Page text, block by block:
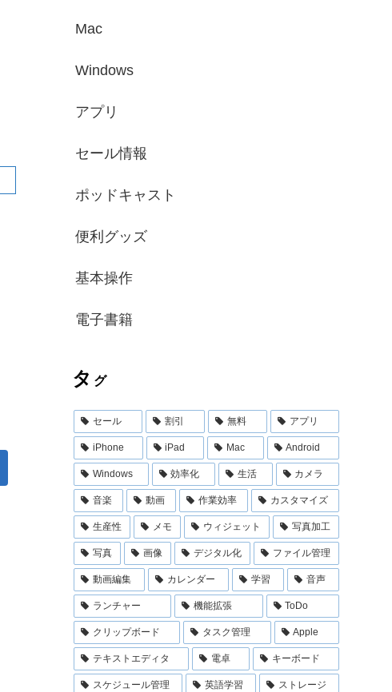
Mac
Windows
アプリ
セール情報
ポッドキャスト
便利グッズ
基本操作
電子書籍
タ グ
セール 割引 無料 アプリ
iPhone iPad Mac Android
Windows 効率化 生活 カメラ
音楽 動画 作業効率 カスタマイズ
生産性 メモ ウィジェット 写真加工
写真 画像 デジタル化 ファイル管理
動画編集 カレンダー 学習 音声
ランチャー 機能拡張 ToDo
クリップボード タスク管理 Apple
テキストエディタ 電卓 キーボード
スケジュール管理 英語学習 ストレージ